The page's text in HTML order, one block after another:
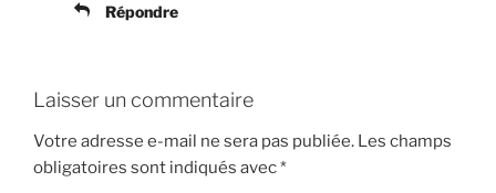
Répondre
Laisser un commentaire
Votre adresse e-mail ne sera pas publiée. Les champs
obligatoires sont indiqués avec*